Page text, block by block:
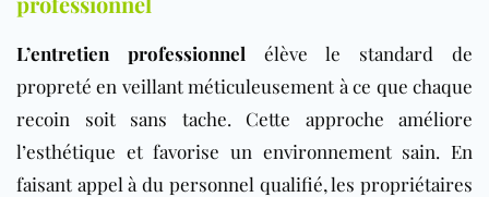
L’entretien professionnel élève le standard de
propreté en veillant méticuleusement à ce que chaque
recoin soit sans tache. Cette approche améliore
l’esthétique et favorise un environnement sain. En
faisant appel à du personnel qualifié, les propriétaires